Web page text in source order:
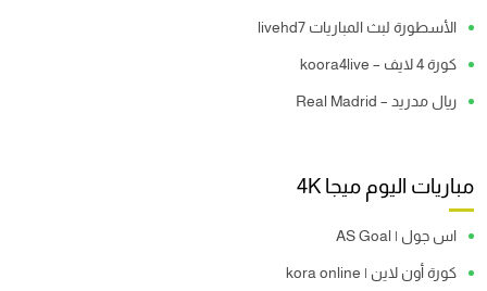
الأسطورة لبث المباريات livehd7
كورة 4 لايف – koora4live
ريال مدريد – Real Madrid
مباريات اليوم ميجا 4K
اس جول | AS Goal
كورة أون لاين | kora online